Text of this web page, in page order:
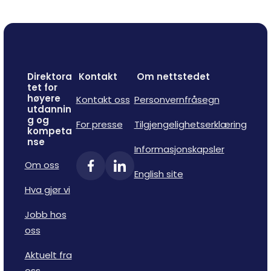
Direktora
tet for
høyere
utdannin
g og
kompeta
nse
Om oss
Hva gjør vi
Jobb hos
oss
Aktuelt fra
Kontakt
Kontakt oss
For presse
Om nettstedet
Personvernfråsegn
Tilgjengelighetserklæring
Informasjonskapsler
English site